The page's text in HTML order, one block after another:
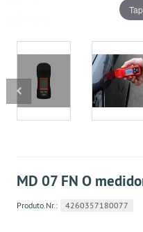
MD 07 FN O
Produto.Nr.: 4260357180077